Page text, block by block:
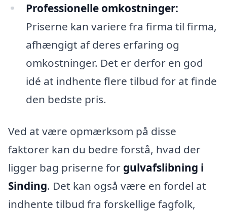
Professionelle omkostninger:
Priserne kan variere fra firma til firma,
afhængigt af deres erfaring og
omkostninger. Det er derfor en god
idé at indhente flere tilbud for at finde
den bedste pris.
Ved at være opmærksom på disse
faktorer kan du bedre forstå, hvad der
ligger bag priserne for gulvafslibning i
Sinding. Det kan også være en fordel at
indhente tilbud fra forskellige fagfolk,